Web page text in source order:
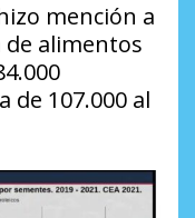
mención a
alimentos
de 107.000 al